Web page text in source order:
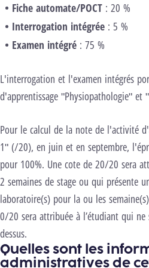
Fiche automate/POCT : 20 %
Interrogation intégrée : 5 %
Examen intégré : 75 %
L'interrogation et l'examen intégrés
d'apprentissage "Physiopathologie" et
Pour le calcul de la note de l'activité
1" (/20), en juin et en septembre,
pour 100%. Une cote de 20/20 sera
2 semaines de stage ou qui présente
laboratoire(s) pour la ou les
0/20 sera attribuée à l’étudiant qui
dessus.
Quelles sont les
administratives de